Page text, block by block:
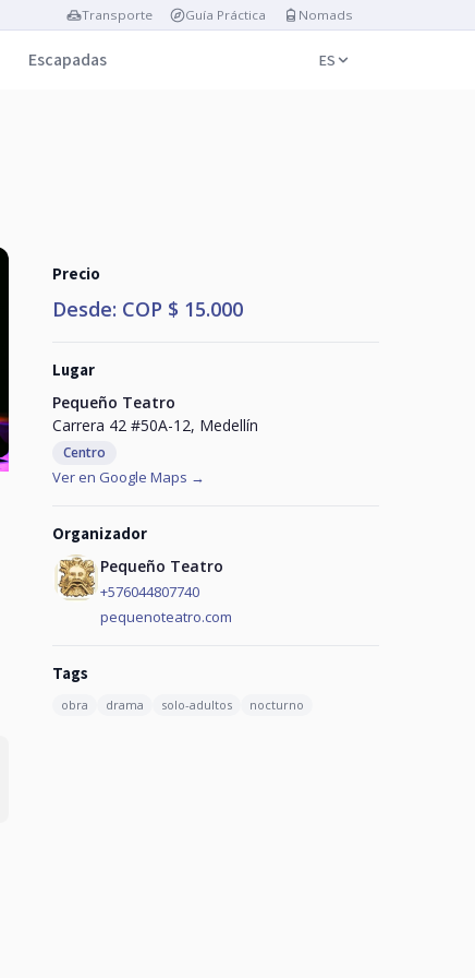
Transporte Guía Práctica Nomads
Escapadas ES
Precio
Desde: COP $ 15.000
Lugar
Pequeño Teatro
Carrera 42 #50A-12, Medellín
Centro
Ver en Google Maps →
Organizador
Pequeño Teatro
+576044807740
pequenoteatro.com
Tags
obra drama solo-adultos nocturno